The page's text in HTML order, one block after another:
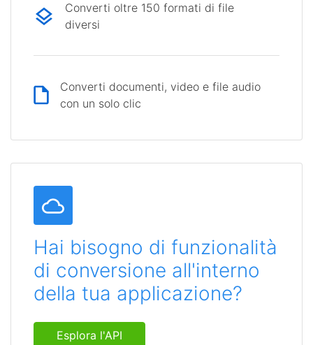
Converti oltre 150 formati di file
diversi
Converti documenti, video e file audio
con un solo clic
Hai bisogno di funzionalità
di conversione all'interno
della tua applicazione?
Esplora l'API